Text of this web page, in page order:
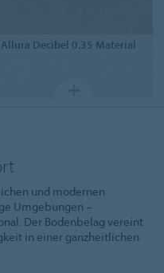
Allura Decibel 0.35 Material
und modernen
Umgebungen –
Der Bodenbelag vereint
in einer ganzheitlichen